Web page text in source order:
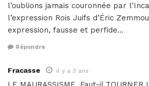
l’oublions jamais couronnée par
l’expression Rois Juifs d’Éric
expression, fausse et perfide…
Répondre
Fracasse il y a 3 ans